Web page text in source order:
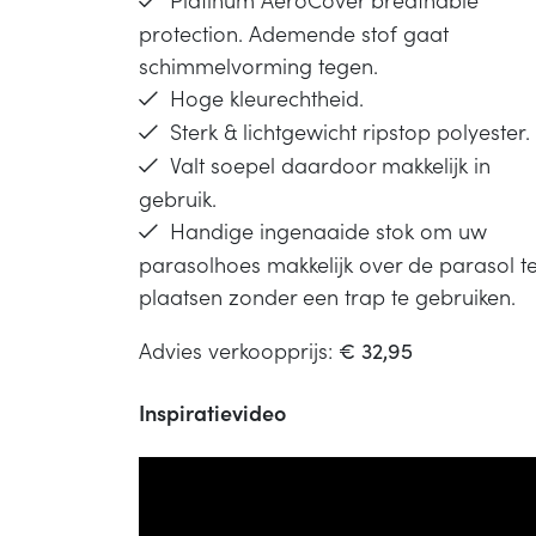
protection. Ademende stof gaat
schimmelvorming tegen.
Hoge kleurechtheid.
Sterk & lichtgewicht ripstop polyester.
Valt soepel daardoor makkelijk in
gebruik.
Handige ingenaaide stok om uw
parasolhoes makkelijk over de parasol
plaatsen zonder een trap te gebruiken.
Advies verkoopprijs: € 32,95
Inspiratievideo